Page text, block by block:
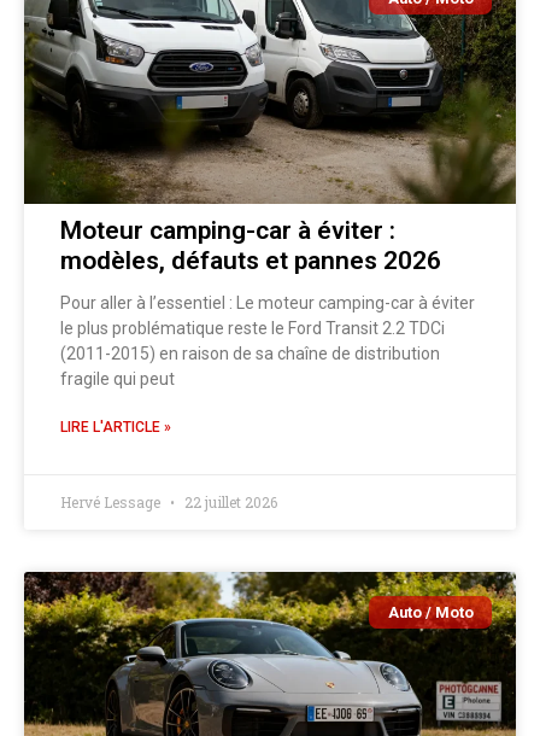
Moteur camping-car à éviter :
modèles, défauts et pannes 2026
Pour aller à l’essentiel : Le moteur camping-car à éviter
le plus problématique reste le Ford Transit 2.2 TDCi
(2011-2015) en raison de sa chaîne de distribution
fragile qui peut
LIRE L'ARTICLE »
Hervé Lessage 22 juillet 2026
Auto / Moto